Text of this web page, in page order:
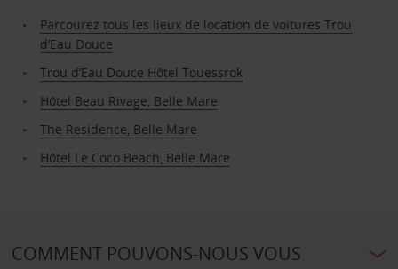
Parcourez tous les lieux de location de voitures Trou
d’Eau Douce
Trou d’Eau Douce Hôtel Touessrok
Hôtel Beau Rivage, Belle Mare
The Residence, Belle Mare
Hôtel Le Coco Beach, Belle Mare
COMMENT POUVONS-NOUS VOUS